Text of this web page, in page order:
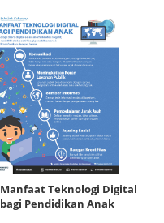
Manfaat Teknologi Digital
bagi Pendidikan Anak